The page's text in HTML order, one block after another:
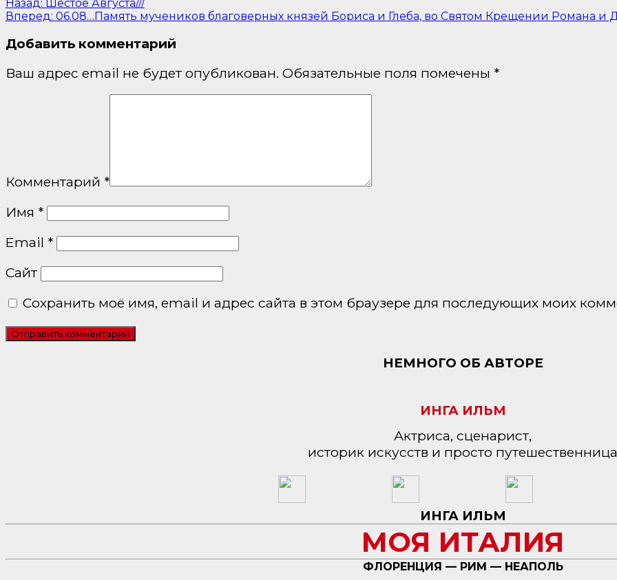
Навигация
по
записям
Назад: Шестое Августа///
Вперед: 06.08…Память мучеников благоверных князей Бориса и Глеба, во Святом Крещении Романа и
Добавить комментарий
Ваш адрес email не будет опубликован. Обязательные поля помечены *
Комментарий *
Имя *
Email *
Сайт
Сохранить моё имя, email и адрес сайта в этом браузере для последующих моих
НЕМНОГО ОБ АВТОРЕ
ИНГА ИЛЬМ
Актриса, сценарист,
историк искусств и просто путешественница
ИНГА ИЛЬМ
МОЯ ИТАЛИЯ
ФЛОРЕНЦИЯ — РИМ — НЕАПОЛЬ